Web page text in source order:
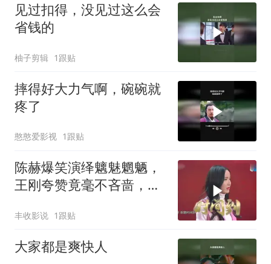
见过扣得，没见过这么会
省钱的
柚子剪辑 1跟贴
摔得好大力气啊，碗碗就
疼了
憨憨爱影视 1跟贴
陈赫爆笑演绎魑魅魍魉，
王刚夸赞竟毫不吝啬，足
丰收影说 1跟贴
大家都是爽快人